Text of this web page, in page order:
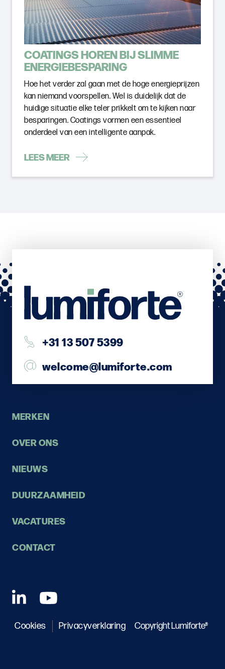
COATINGS HOREN BIJ SLIMME
ENERGIEBESPARING
Hoe het verder zal gaan met de hoge energieprijzen
kan niemand voorspellen. Wel is duidelijk dat de
huidige situatie elke teler prikkelt om te kijken naar
besparingen. Coatings vormen een essentieel
onderdeel van een intelligente aanpak.
LEES MEER
+31 13 507 5399
welcome@lumiforte.com
MERKEN
OVER ONS
NIEUWS
DUURZAAMHEID
VACATURES
CONTACT
Cookies Privacyverklaring Copyright Lumiforte®